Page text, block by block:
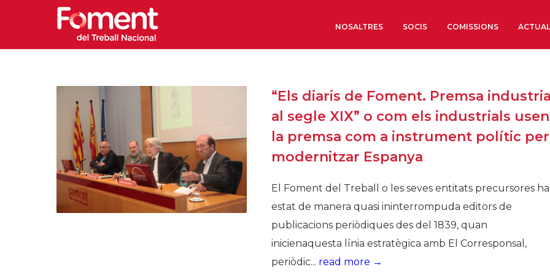
NOSALTRES
Òrgans de Govern
Òrgans Consultius
Estructura Executiva
Econòmics i Socials
Organitzacions
Organitzacions
SOCIS COMISSIONS
“Els diaris de Foment. Premsa industrial
al segle XIX” o com els industrials usen
la premsa com a instrument polític per
modernitzar Espanya
El Foment del Treball o les seves entitats precursores
estat de manera quasi ininterrompuda editors de
publicacions periòdiques des del 1839, quan
inicienaquesta línia estratègica amb El Corresponsal,
periòdic... read more →